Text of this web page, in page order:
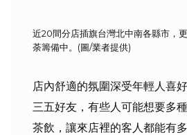
近20間分店插旗台灣北中南各縣市，
荼籌備中。(圖/業者提供)
店內舒適的氛圍深受年輕人喜
三五好友，有些人可能想要多
茶飲，讓來店裡的客人都能有